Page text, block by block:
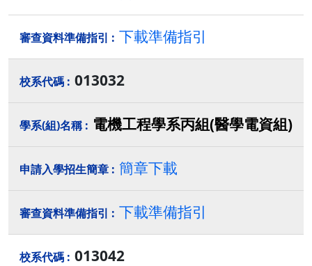
下載準備指引
013032
電機工程學系丙組(醫學電資組)
簡章下載
下載準備指引
013042